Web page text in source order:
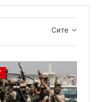
Сите